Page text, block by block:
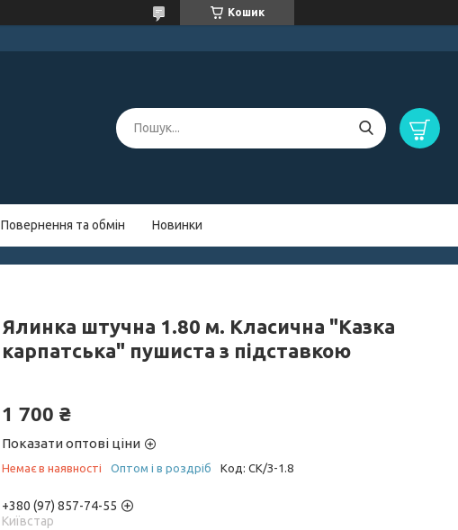
Кошик
Повернення та обмін Новинки
Ялинка штучна 1.80 м. Класична "Казка
карпатська" пушиста з підставкою
1 700 ₴
Показати оптові ціни
Немає в наявності Оптом і в роздріб Код: СК/З-1.8
+380 (97) 857-74-55
Київстар